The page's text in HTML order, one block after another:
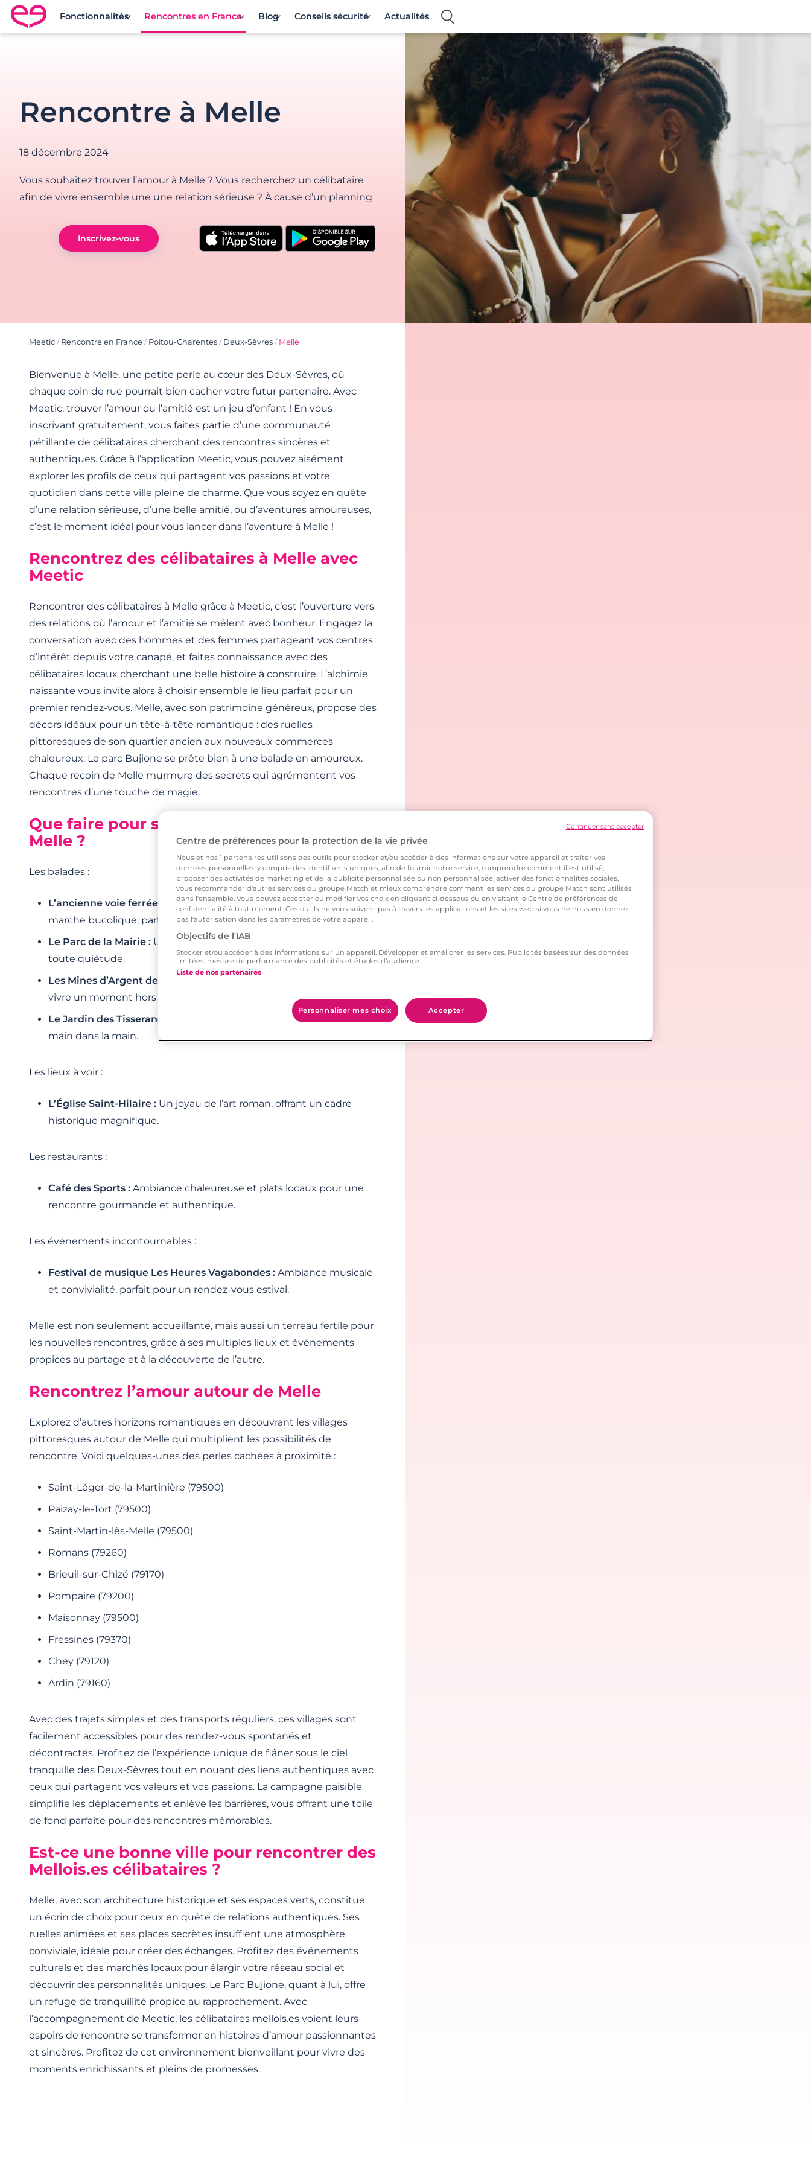
Rencontre en France avec Meetic
Fonctionnalités Rencontres en France Blog Conseils sécurité Actualités
Rencontre à Melle
18 décembre 2024
Vous souhaitez trouver l’amour à Melle ? Vous recherchez un célibataire
afin de vivre ensemble une une relation sérieuse ? À cause d’un planning
Inscrivez-vous
Meetic / Rencontre en France / Poitou-Charentes / Deux-Sèvres / Melle
Bienvenue à Melle, une petite perle au cœur des Deux-Sèvres, où
chaque coin de rue pourrait bien cacher votre futur partenaire. Avec
Meetic, trouver l’amour ou l’amitié est un jeu d’enfant ! En vous
inscrivant gratuitement, vous faites partie d’une communauté
pétillante de célibataires cherchant des rencontres sincères et
authentiques. Grâce à l’application Meetic, vous pouvez aisément
explorer les profils de ceux qui partagent vos passions et votre
quotidien dans cette ville pleine de charme. Que vous soyez en quête
d’une relation sérieuse, d’une belle amitié, ou d’aventures amoureuses,
c’est le moment idéal pour vous lancer dans l’aventure à Melle !
Rencontrez des célibataires à Melle avec
Meetic
Rencontrer des célibataires à Melle grâce à Meetic, c’est l’ouverture vers
des relations où l’amour et l’amitié se mêlent avec bonheur. Engagez la
conversation avec des hommes et des femmes partageant vos centres
d’intérêt depuis votre canapé, et faites connaissance avec des
célibataires locaux cherchant une belle histoire à construire. L’alchimie
naissante vous invite alors à choisir ensemble le lieu parfait pour un
premier rendez-vous. Melle, avec son patrimoine généreux, propose des
décors idéaux pour un tête-à-tête romantique : des ruelles
pittoresques de son quartier ancien aux nouveaux commerces
chaleureux. Le parc Bujione se prête bien à une balade en amoureux.
Chaque recoin de Melle murmure des secrets qui agrémentent vos
rencontres d’une touche de magie.
Que faire pour sa première rencontre à
Melle ?
Les balades :
L’ancienne voie ferrée :
Transformée en voie verte, elle propose une
marche bucolique, parfaite pour un tête-à-tête convivial.
Le Parc de la Mairie : Un écrin de verdure, idéal pour discuter en
toute quiétude.
Les Mines d’Argent des Rois Francs :
vivre un moment hors du temps.
Le Jardin des Tisserands :
Un cadre charmant pour se promener
main dans la main.
Les lieux à voir :
L’Église Saint-Hilaire : Un joyau de l’art roman, offrant un cadre
historique magnifique.
Les restaurants :
Café des Sports : Ambiance chaleureuse et plats locaux pour une
rencontre gourmande et authentique.
Les événements incontournables :
Festival de musique Les Heures Vagabondes : Ambiance musicale
et convivialité, parfait pour un rendez-vous estival.
Melle est non seulement accueillante, mais aussi un terreau fertile pour
les nouvelles rencontres, grâce à ses multiples lieux et événements
propices au partage et à la découverte de l’autre.
Rencontrez l’amour autour de Melle
Explorez d’autres horizons romantiques en découvrant les villages
pittoresques autour de Melle qui multiplient les possibilités de
rencontre. Voici quelques-unes des perles cachées à proximité :
Saint-Léger-de-la-Martinière (79500)
Paizay-le-Tort (79500)
Saint-Martin-lès-Melle (79500)
Romans (79260)
Brieuil-sur-Chizé (79170)
Pompaire (79200)
Maisonnay (79500)
Fressines (79370)
Chey (79120)
Ardin (79160)
Avec des trajets simples et des transports réguliers, ces villages sont
facilement accessibles pour des rendez-vous spontanés et
décontractés. Profitez de l’expérience unique de flâner sous le ciel
tranquille des Deux-Sèvres tout en nouant des liens authentiques avec
ceux qui partagent vos valeurs et vos passions. La campagne paisible
simplifie les déplacements et enlève les barrières, vous offrant une toile
de fond parfaite pour des rencontres mémorables.
Est-ce une bonne ville pour rencontrer des
Mellois.es célibataires ?
Melle, avec son architecture historique et ses espaces verts, constitue
un écrin de choix pour ceux en quête de relations authentiques. Ses
ruelles animées et ses places secrètes insufflent une atmosphère
conviviale, idéale pour créer des échanges. Profitez des événements
culturels et des marchés locaux pour élargir votre réseau social et
découvrir des personnalités uniques. Le Parc Bujione, quant à lui, offre
un refuge de tranquillité propice au rapprochement. Avec
l’accompagnement de Meetic, les célibataires mellois.es voient leurs
espoirs de rencontre se transformer en histoires d’amour passionnantes
et sincères. Profitez de cet environnement bienveillant pour vivre des
moments enrichissants et pleins de promesses.
Centre de préférences pour la protection de la vie privée
Nous et nos 1 partenaires utilisons des outils pour stocker et/ou accéder à des informations sur votre appareil et traiter vos
données personnelles, y compris des identifiants uniques, afin de fournir notre service, comprendre comment il est utilisé,
proposer des activités de marketing et de la publicité personnalisée ou non personnalisée, activer des fonctionnalités sociales,
vous recommander d'autres services du groupe Match et mieux comprendre comment les services du groupe Match sont utilisés
dans l'ensemble. Vous pouvez accepter ou modifier vos choix en cliquant ci-dessous ou en visitant le Centre de préférences de
confidentialité à tout moment. Ces outils ne vous suivent pas à travers les applications et les sites web si vous ne nous en donnez
pas l'autorisation dans les paramètres de votre appareil.
Objectifs de l'IAB
Stocker et/ou accéder à des informations sur un appareil. Développer et améliorer les services. Publicités basées sur des données
limitées, mesure de performance des publicités et études d’audience.
Liste de nos partenaires
Personnaliser mes choix Accepter
Continuer sans accepter